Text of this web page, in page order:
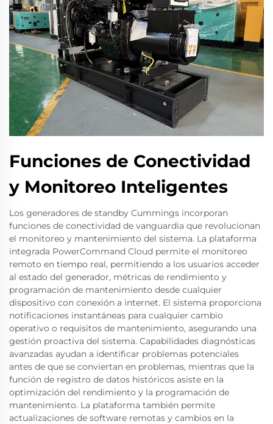
Funciones de Conectividad
y Monitoreo Inteligentes
Los generadores de standby Cummings incorporan
funciones de conectividad de vanguardia que revolucionan
el monitoreo y mantenimiento del sistema. La plataforma
integrada PowerCommand Cloud permite el monitoreo
remoto en tiempo real, permitiendo a los usuarios acceder
al estado del generador, métricas de rendimiento y
programación de mantenimiento desde cualquier
dispositivo con conexión a internet. El sistema proporciona
notificaciones instantáneas para cualquier cambio
operativo o requisitos de mantenimiento, asegurando una
gestión proactiva del sistema. Capabilidades diagnósticas
avanzadas ayudan a identificar problemas potenciales
antes de que se conviertan en problemas, mientras que la
función de registro de datos históricos asiste en la
optimización del rendimiento y la programación de
mantenimiento. La plataforma también permite
actualizaciones de software remotas y cambios en la